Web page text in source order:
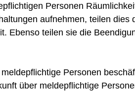
Personen
aufnehmen, teilen dies
Ebenso teilen sie die
Personen
über meldepflichtige